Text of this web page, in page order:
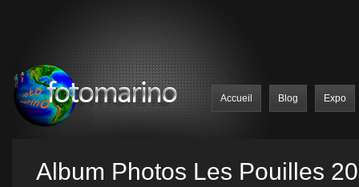
Accueil Blog Expo
Album Photos Les Pouilles